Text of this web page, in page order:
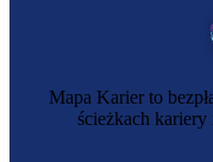
Mapa Karier to
ścieżkach